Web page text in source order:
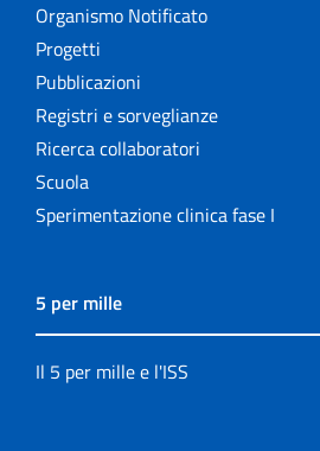
Organismo Notificato
Progetti
Pubblicazioni
Registri e sorveglianze
Ricerca collaboratori
Scuola
Sperimentazione clinica fase I
5 per mille
Il 5 per mille e l'ISS